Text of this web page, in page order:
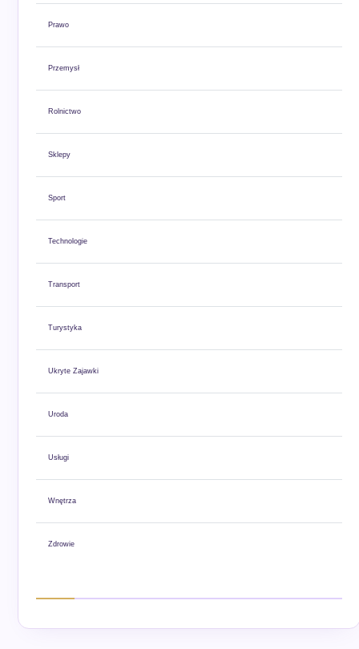
Prawo
Przemysł
Rolnictwo
Sklepy
Sport
Technologie
Transport
Turystyka
Ukryte Zajawki
Uroda
Usługi
Wnętrza
Zdrowie